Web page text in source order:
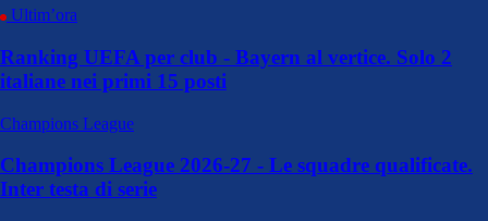
Ultim’ora
Ranking UEFA per club - Bayern al vertice. Solo 2
italiane nei primi 15 posti
Champions League
Champions League 2026-27 - Le squadre qualificate.
Inter testa di serie